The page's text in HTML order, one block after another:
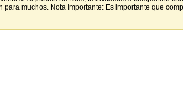
muchos. Nota Importante: Es importante que